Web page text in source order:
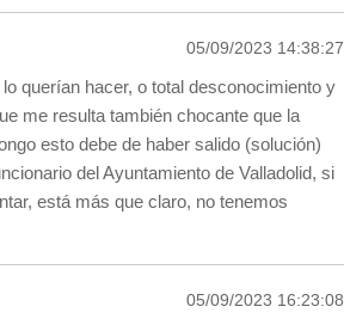
05/09/2023 14:38:27
querían hacer, o total desconocimiento y
me resulta también chocante que la
esto debe de haber salido (solución)
del Ayuntamiento de Valladolid, si
está más que claro, no tenemos
05/09/2023 16:23:08